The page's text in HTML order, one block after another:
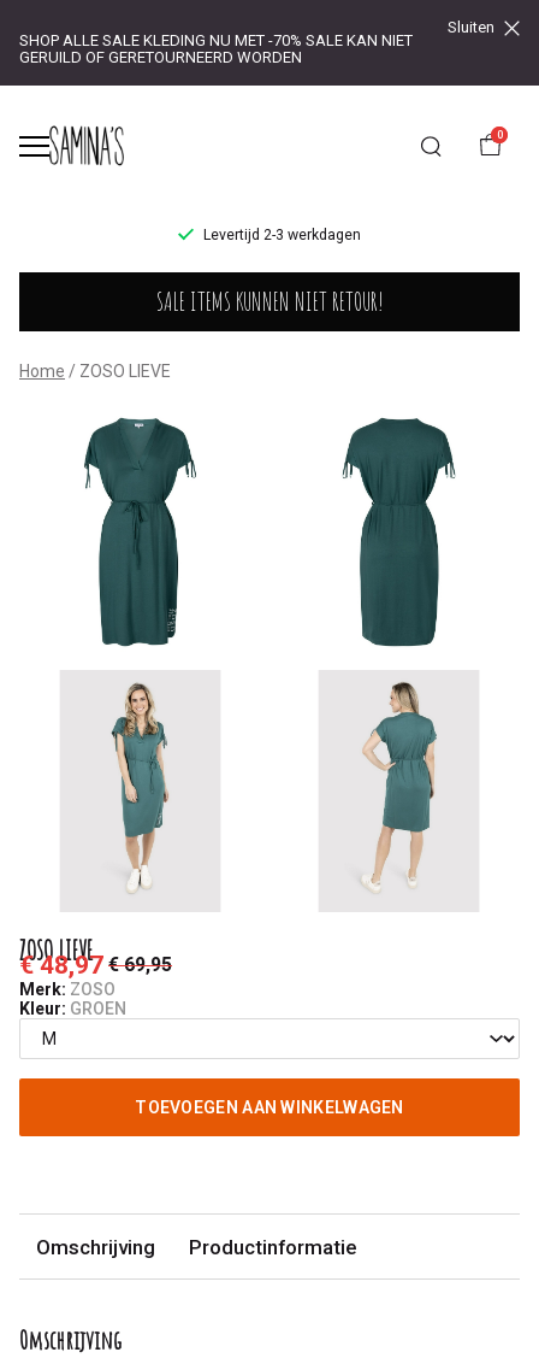
SHOP ALLE SALE KLEDING NU MET -70% SALE KAN NIET
GERUILD OF GERETOURNEERD WORDEN
Sluiten
0
Levertijd 2-3 werkdagen
ZOSO
LIEVE
Saminas
SALE ITEMS KUNNEN NIET RETOUR!
Home ZOSO LIEVE
ZOSO LIEVE
€ 48,97 € 69,95
Merk: ZOSO
Kleur: GROEN
TOEVOEGEN AAN WINKELWAGEN
Omschrijving Productinformatie
Omschrijving